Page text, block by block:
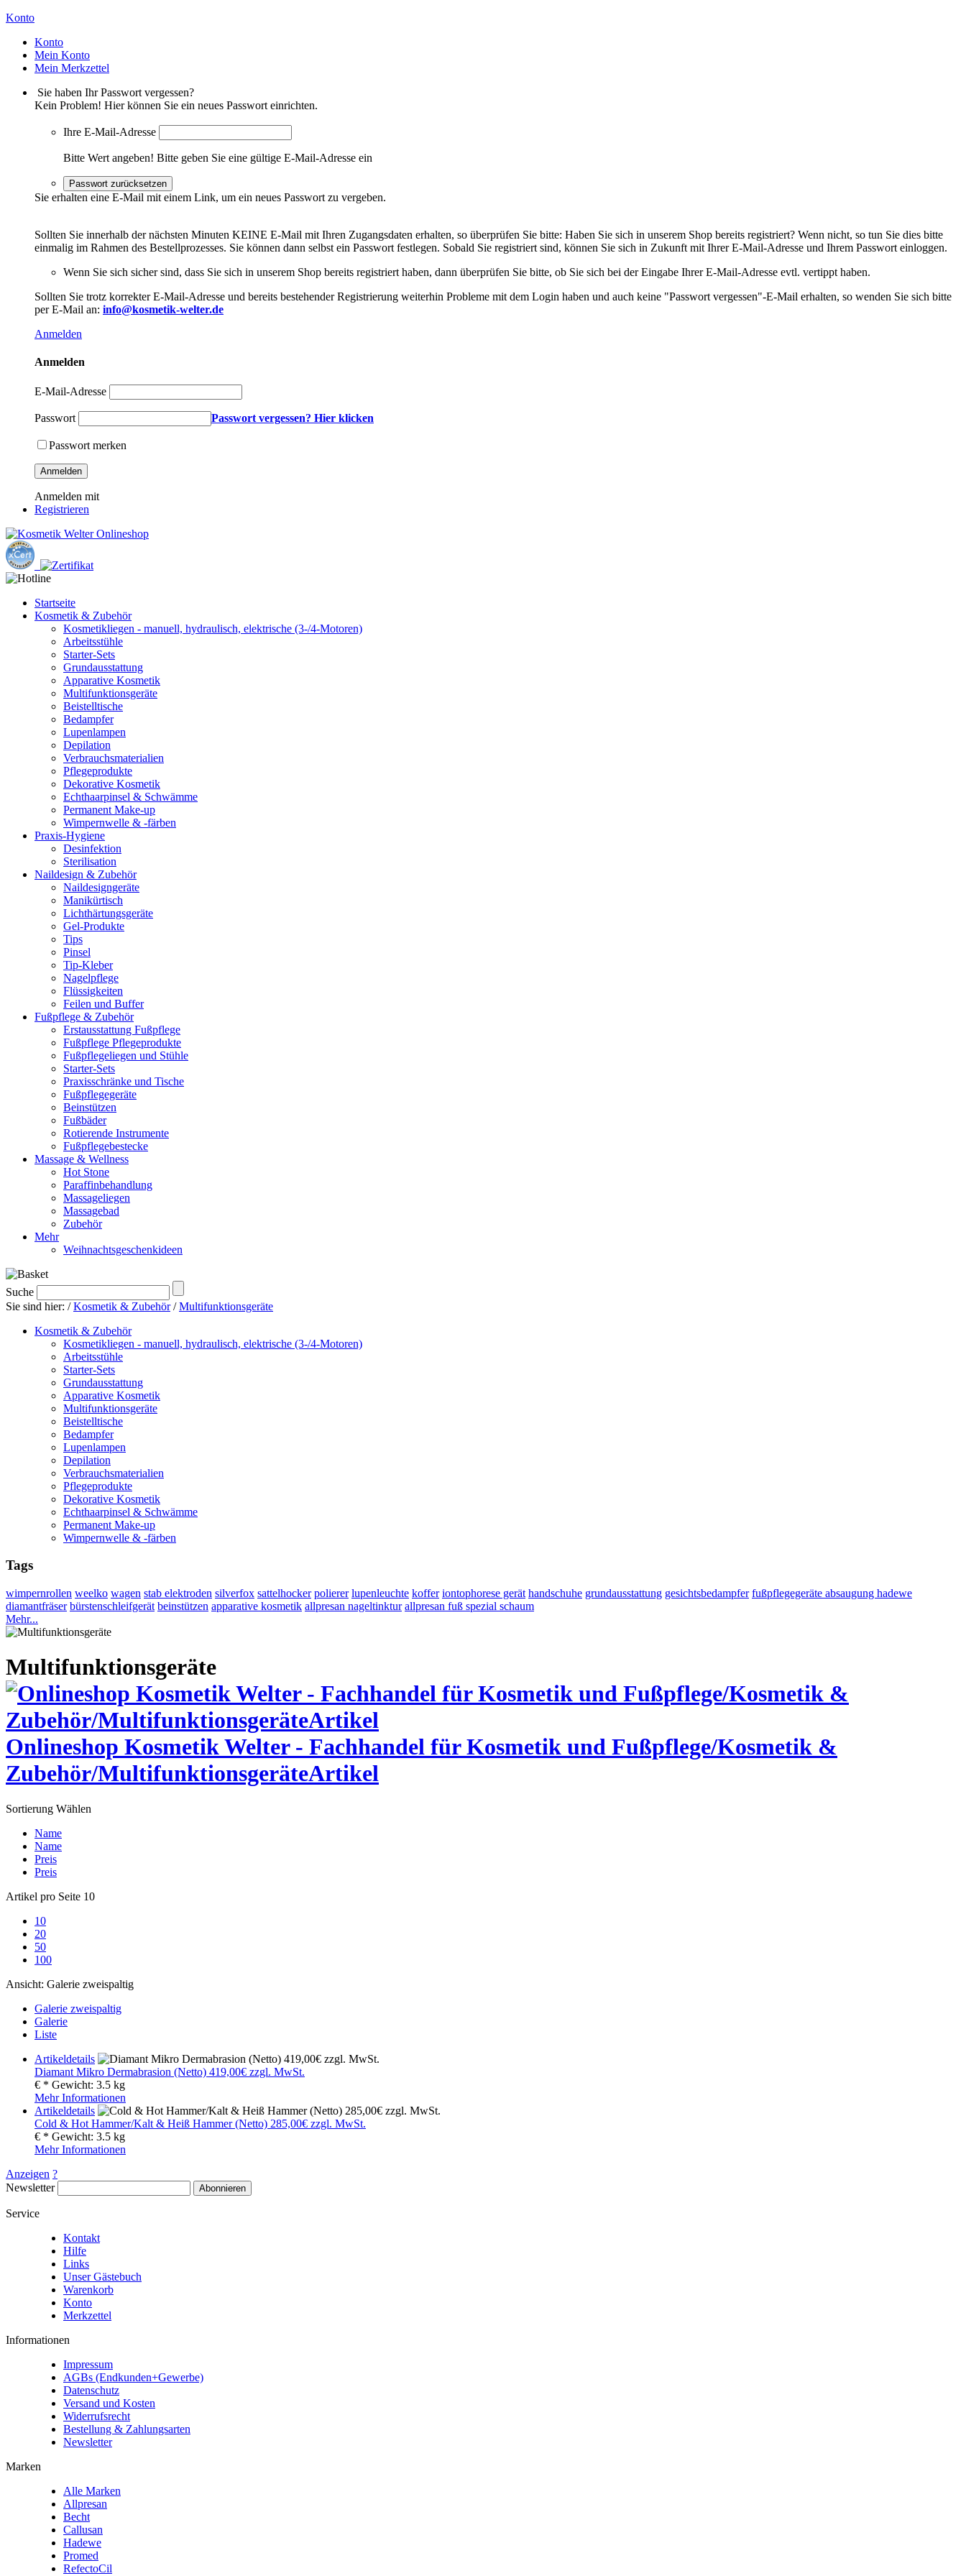
Konto
Konto
Mein Konto
Mein Merkzettel
Sie haben Ihr Passwort vergessen?
Kein Problem! Hier können Sie ein neues Passwort einrichten.
Ihre E-Mail-Adresse
Bitte Wert angeben! Bitte geben Sie eine gültige E-Mail-Adresse ein
Passwort zurücksetzen
Sie erhalten eine E-Mail mit einem Link, um ein neues Passwort zu vergeben.
Sollten Sie innerhalb der nächsten Minuten KEINE E-Mail mit Ihren Zugangsdaten erhalten, so überprüfen Sie bitte: Haben Sie sich in unserem Shop bereits registriert? Wenn nicht, so tun Sie dies bitte
einmalig im Rahmen des Bestellprozesses. Sie können dann selbst ein Passwort festlegen. Sobald Sie registriert sind, können Sie sich in Zukunft mit Ihrer E-Mail-Adresse und Ihrem Passwort einloggen.
Wenn Sie sich sicher sind, dass Sie sich in unserem Shop bereits registriert haben, dann überprüfen Sie bitte, ob Sie sich bei der Eingabe Ihrer E-Mail-Adresse evtl. vertippt haben.
Sollten Sie trotz korrekter E-Mail-Adresse und bereits bestehender Registrierung weiterhin Probleme mit dem Login haben und auch keine "Passwort vergessen"-E-Mail erhalten, so wenden Sie sich bitte
per E-Mail an: info@kosmetik-welter.de
Anmelden
Anmelden
E-Mail-Adresse
Passwort Passwort vergessen? Hier klicken
Passwort merken
Anmelden
Anmelden mit
Registrieren
Startseite
Kosmetik & Zubehör
Kosmetikliegen - manuell, hydraulisch, elektrische (3-/4-Motoren)
Arbeitsstühle
Starter-Sets
Grundausstattung
Apparative Kosmetik
Multifunktionsgeräte
Beistelltische
Bedampfer
Lupenlampen
Depilation
Verbrauchsmaterialien
Pflegeprodukte
Dekorative Kosmetik
Echthaarpinsel & Schwämme
Permanent Make-up
Wimpernwelle & -färben
Praxis-Hygiene
Desinfektion
Sterilisation
Naildesign & Zubehör
Naildesigngeräte
Manikürtisch
Lichthärtungsgeräte
Gel-Produkte
Tips
Pinsel
Tip-Kleber
Nagelpflege
Flüssigkeiten
Feilen und Buffer
Fußpflege & Zubehör
Erstausstattung Fußpflege
Fußpflege Pflegeprodukte
Fußpflegeliegen und Stühle
Starter-Sets
Praxisschränke und Tische
Fußpflegegeräte
Beinstützen
Fußbäder
Rotierende Instrumente
Fußpflegebestecke
Massage & Wellness
Hot Stone
Paraffinbehandlung
Massageliegen
Massagebad
Zubehör
Mehr
Weihnachtsgeschenkideen
Suche
Sie sind hier: /Kosmetik & Zubehör/Multifunktionsgeräte
Kosmetik & Zubehör
Kosmetikliegen - manuell, hydraulisch, elektrische (3-/4-Motoren)
Arbeitsstühle
Starter-Sets
Grundausstattung
Apparative Kosmetik
Multifunktionsgeräte
Beistelltische
Bedampfer
Lupenlampen
Depilation
Verbrauchsmaterialien
Pflegeprodukte
Dekorative Kosmetik
Echthaarpinsel & Schwämme
Permanent Make-up
Wimpernwelle & -färben
Tags
wimpernrollen weelko wagen stab elektroden silverfox sattelhocker polierer lupenleuchte koffer iontophorese gerät handschuhe grundausstattung gesichtsbedampfer fußpflegegeräte absaugung hadewe
diamantfräser bürstenschleifgerät beinstützen apparative kosmetik allpresan nageltinktur allpresan fuß spezial schaum
Mehr...
Multifunktionsgeräte
Onlineshop Kosmetik Welter - Fachhandel für Kosmetik und Fußpflege/Kosmetik &
Zubehör/MultifunktionsgeräteArtikel
Sortierung Wählen
Name
Name
Preis
Preis
Artikel pro Seite 10
10
20
50
100
Ansicht: Galerie zweispaltig
Galerie zweispaltig
Galerie
Liste
Artikeldetails
Diamant Mikro Dermabrasion (Netto) 419,00€ zzgl. MwSt.
€ * Gewicht: 3.5 kg
Mehr Informationen
Artikeldetails
Cold & Hot Hammer/Kalt & Heiß Hammer (Netto) 285,00€ zzgl. MwSt.
€ * Gewicht: 3.5 kg
Mehr Informationen
Anzeigen ?
Newsletter
Abonnieren
Service
Kontakt
Hilfe
Links
Unser Gästebuch
Warenkorb
Konto
Merkzettel
Informationen
Impressum
AGBs (Endkunden+Gewerbe)
Datenschutz
Versand und Kosten
Widerrufsrecht
Bestellung & Zahlungsarten
Newsletter
Marken
Alle Marken
Allpresan
Becht
Callusan
Hadewe
Promed
RefectoCil